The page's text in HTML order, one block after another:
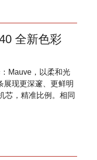
全新色彩
Mauve，以柔和光
展现更深邃、更鲜明
芯，精准比例。相同